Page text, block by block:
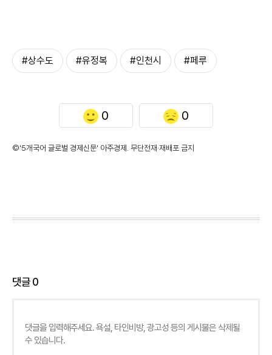
#상수도 #유정복 #인천시 #페루
0 0
©'5개국어 글로벌 경제신문' 아주경제. 무단전재·재배포 금지
댓글0